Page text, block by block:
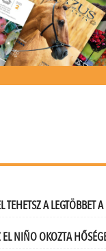
TEHETSZ A LEGTÖBBET
NIÑO OKOZTA